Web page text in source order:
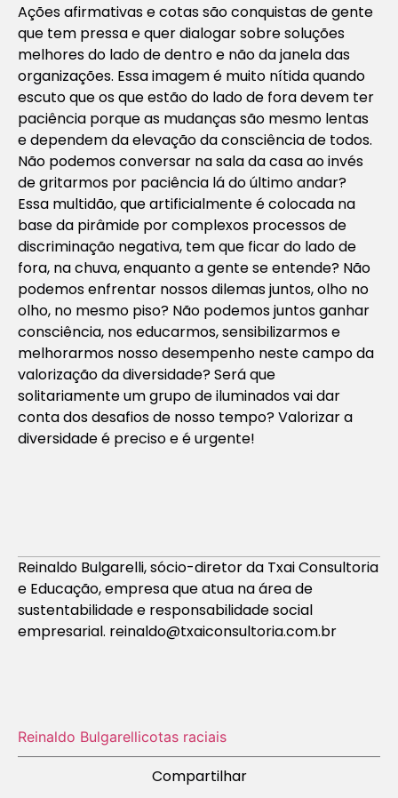
Ações afirmativas e cotas são conquistas de gente
que tem pressa e quer dialogar sobre soluções
melhores do lado de dentro e não da janela das
organizações. Essa imagem é muito nítida quando
escuto que os que estão do lado de fora devem ter
paciência porque as mudanças são mesmo lentas
e dependem da elevação da consciência de todos.
Não podemos conversar na sala da casa ao invés
de gritarmos por paciência lá do último andar?
Essa multidão, que artificialmente é colocada na
base da pirâmide por complexos processos de
discriminação negativa, tem que ficar do lado de
fora, na chuva, enquanto a gente se entende? Não
podemos enfrentar nossos dilemas juntos, olho no
olho, no mesmo piso? Não podemos juntos ganhar
consciência, nos educarmos, sensibilizarmos e
melhorarmos nosso desempenho neste campo da
valorização da diversidade? Será que
solitariamente um grupo de iluminados vai dar
conta dos desafios de nosso tempo? Valorizar a
diversidade é preciso e é urgente!
Reinaldo Bulgarelli, sócio-diretor da Txai Consultoria
e Educação, empresa que atua na área de
sustentabilidade e responsabilidade social
empresarial. reinaldo@txaiconsultoria.com.br
Reinaldo Bulgarellicotas raciais
Compartilhar